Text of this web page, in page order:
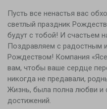
Пусть все ненастья вас
светлый праздник
будут с тобой! И счастьем
Поздравляем с радостным
Рождеством! Компания
вам, чтобы ваше сердце
никогда не предавали,
Жизнь, была полна любви и
достижений.